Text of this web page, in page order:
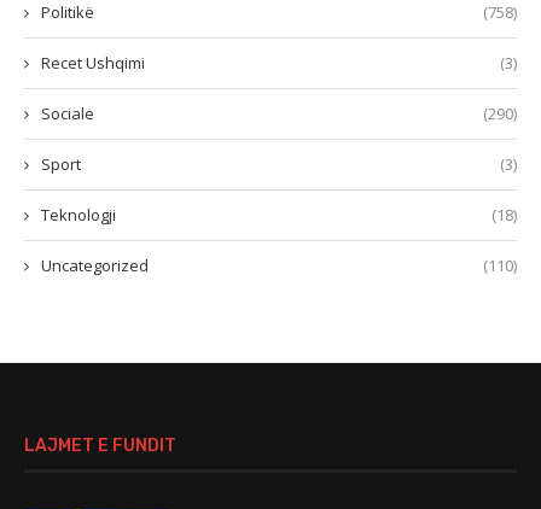
Politikë (758)
Recet Ushqimi (3)
Sociale (290)
Sport (3)
Teknologji (18)
Uncategorized (110)
LAJMET E FUNDIT